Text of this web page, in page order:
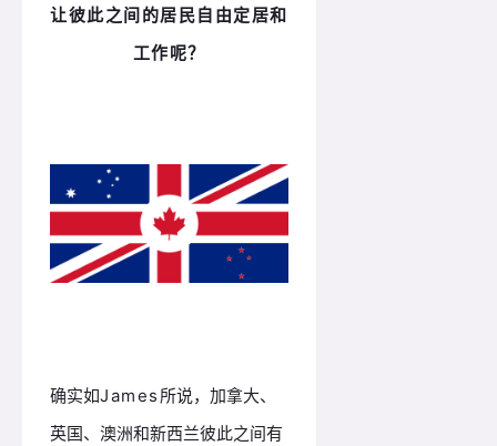
让彼此之间的居民自由定居和
工作呢？
确实如James 所说，加拿大、
英国、澳洲和新西兰彼此之间有